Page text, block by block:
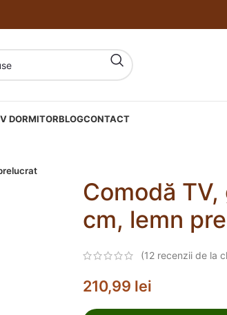
DORMITORBLOGCONTACT
Comodă
cm, lemn
(12 recenzii de la
210,99 lei